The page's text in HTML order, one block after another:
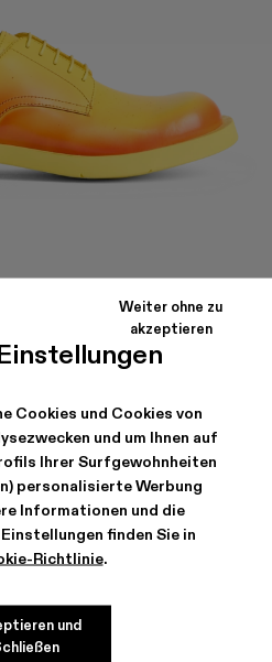
Cookies und Cookies von
und um Ihnen auf
Ihrer Surfgewohnheiten
personalisierte Werbung
Informationen und die
finden Sie in
Richtlinie.
Weiter ohne zu
akzeptieren
und
aus Leder mit Laufsohle aus
Bestellungen.
Expresslieferung an.
NICHT VERFÜGBAR